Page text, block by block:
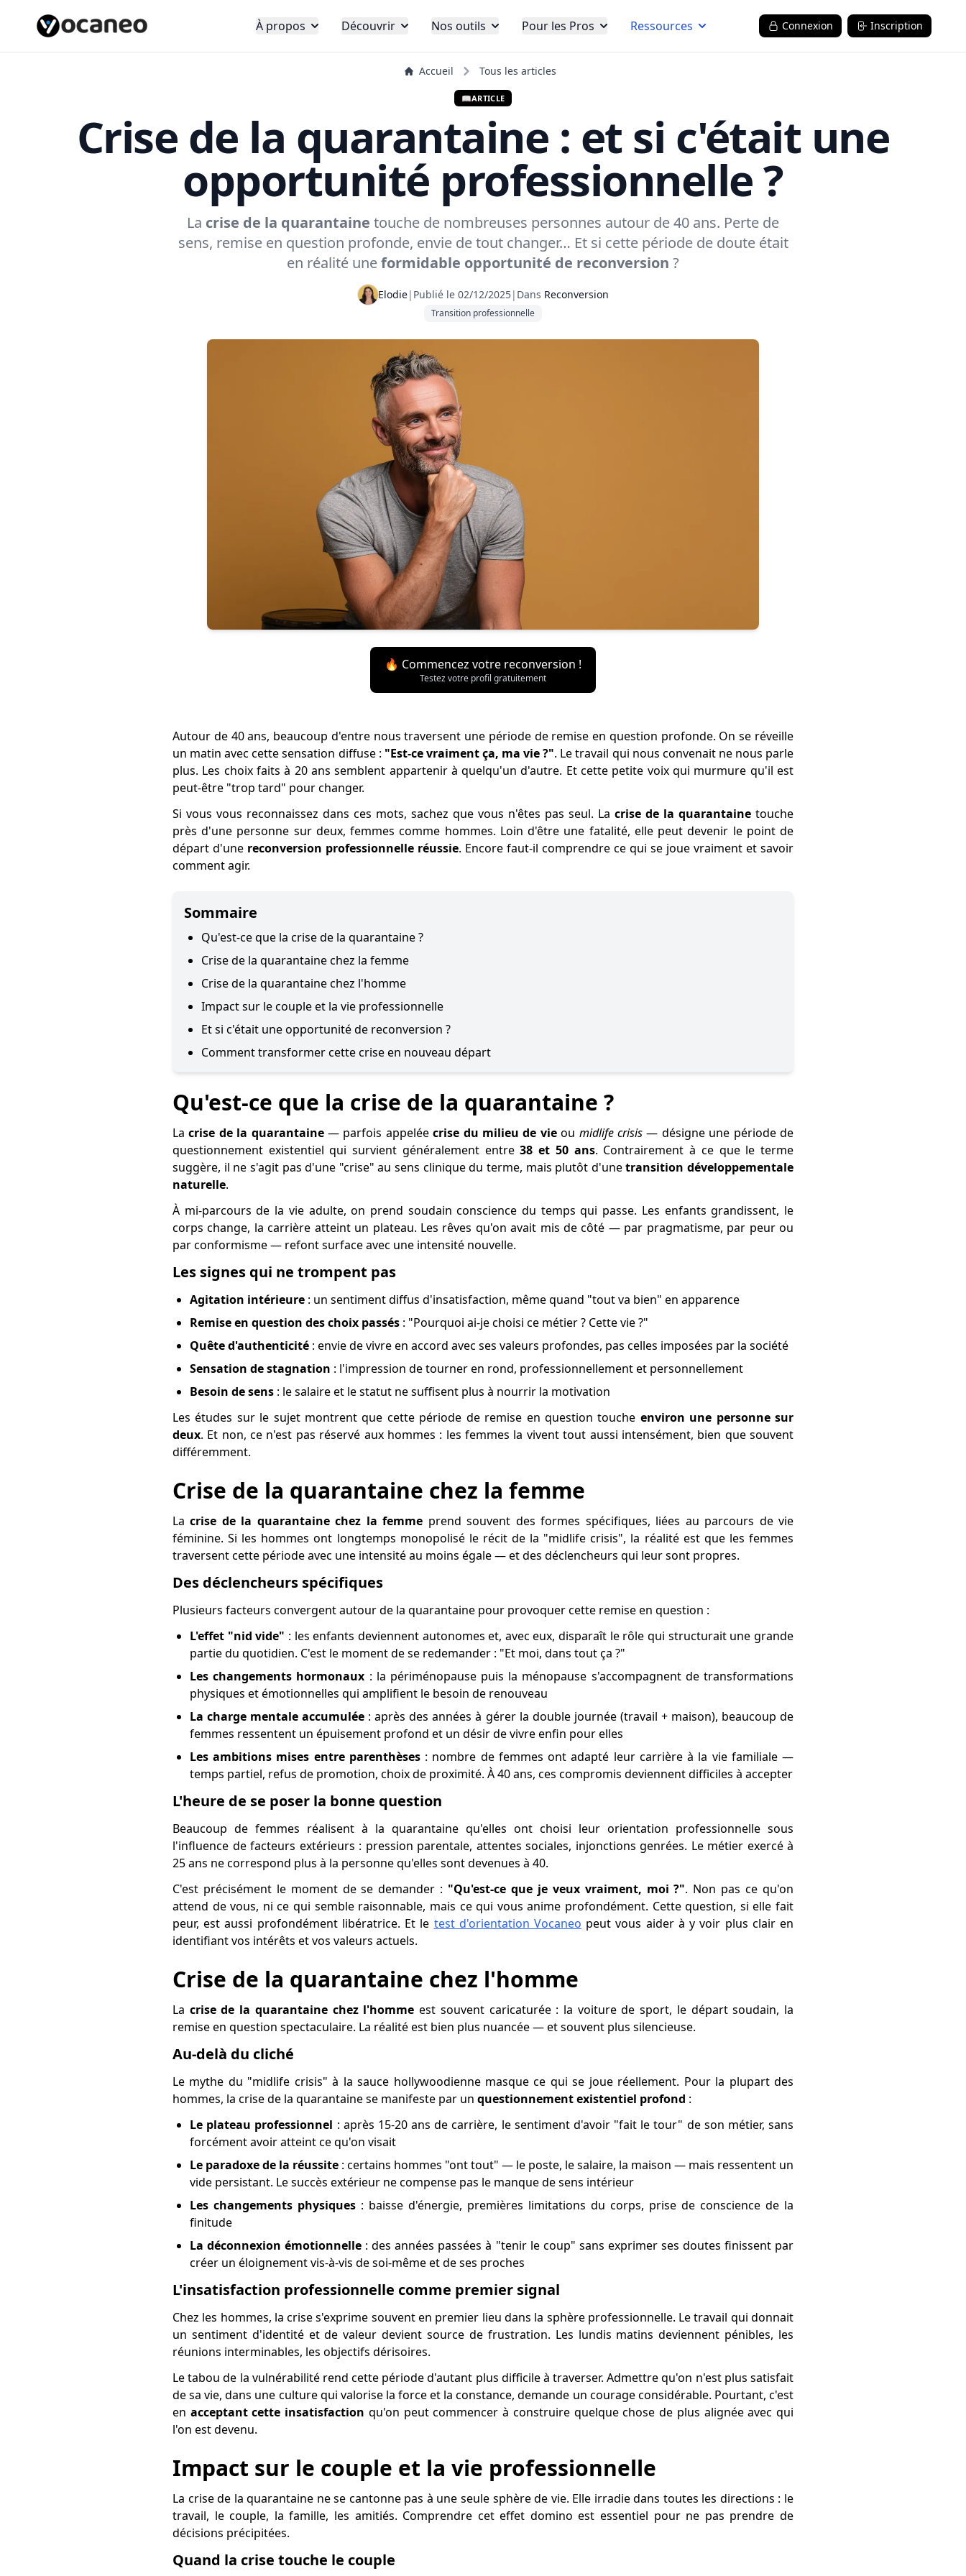
À propos Découvrir Nos outils Pour les Pros Ressources Connexion Inscription
Accueil Tous les articles
📖ARTICLE
Crise de la quarantaine : et si c'était une
opportunité professionnelle ?
La crise de la quarantaine touche de nombreuses personnes autour de 40 ans. Perte de
sens, remise en question profonde, envie de tout changer… Et si cette période de doute était
en réalité uneformidable opportunité de reconversion ?
Elodie| Publié le 02/12/2025| Dans Reconversion
Transition professionnelle
🔥 Commencez votre reconversion !
Testez votre profil gratuitement
Autour de 40 ans, beaucoup d'entre nous traversent une période de remise en question profonde. On se réveille
un matin avec cette sensation diffuse : "Est-ce vraiment ça, ma vie ?". Le travail qui nous convenait ne nous parle
plus. Les choix faits à 20 ans semblent appartenir à quelqu'un d'autre. Et cette petite voix qui murmure qu'il est
peut-être "trop tard" pour changer.
Si vous vous reconnaissez dans ces mots, sachez que vous n'êtes pas seul. La crise de la quarantaine touche
près d'une personne sur deux, femmes comme hommes. Loin d'être une fatalité, elle peut devenir le point de
départ d'une reconversion professionnelle réussie. Encore faut-il comprendre ce qui se joue vraiment et savoir
comment agir.
Sommaire
Qu'est-ce que la crise de la quarantaine ?
Crise de la quarantaine chez la femme
Crise de la quarantaine chez l'homme
Impact sur le couple et la vie professionnelle
Et si c'était une opportunité de reconversion ?
Comment transformer cette crise en nouveau départ
Qu'est-ce que la crise de la quarantaine ?
Lacrise de la quarantaine— parfois appeléecrise du milieu de vieou midlife crisis — désigne une période de
questionnement existentiel qui survient généralement entre38 et 50 ans. Contrairement à ce que le terme
suggère, il ne s'agit pas d'une "crise" au sens clinique du terme, mais plutôt d'unetransition développementale
naturelle.
À mi-parcours de la vie adulte, on prend soudain conscience du temps qui passe. Les enfants grandissent, le
corps change, la carrière atteint un plateau. Les rêves qu'on avait mis de côté — par pragmatisme, par peur ou
par conformisme — refont surface avec une intensité nouvelle.
Les signes qui ne trompent pas
Agitation intérieure : un sentiment diffus d'insatisfaction, même quand "tout va bien" en apparence
Remise en question des choix passés : "Pourquoi ai-je choisi ce métier ? Cette vie ?"
Quête d'authenticité : envie de vivre en accord avec ses valeurs profondes, pas celles imposées par la société
Sensation de stagnation : l'impression de tourner en rond, professionnellement et personnellement
Besoin de sens : le salaire et le statut ne suffisent plus à nourrir la motivation
Les études sur le sujet montrent que cette période de remise en question touche environ une personne sur
deux. Et non, ce n'est pas réservé aux hommes : les femmes la vivent tout aussi intensément, bien que souvent
différemment.
Crise de la quarantaine chez la femme
Lacrise de la quarantaine chez la femme prend souvent des formes spécifiques, liées au parcours de vie
féminine. Si les hommes ont longtemps monopolisé le récit de la "midlife crisis", la réalité est que les femmes
traversent cette période avec une intensité au moins égale — et des déclencheurs qui leur sont propres.
Des déclencheurs spécifiques
Plusieurs facteurs convergent autour de la quarantaine pour provoquer cette remise en question :
L'effet "nid vide" : les enfants deviennent autonomes et, avec eux, disparaît le rôle qui structurait une grande
partie du quotidien. C'est le moment de se redemander : "Et moi, dans tout ça ?"
Les changements hormonaux : la périménopause puis la ménopause s'accompagnent de transformations
physiques et émotionnelles qui amplifient le besoin de renouveau
La charge mentale accumulée : après des années à gérer la double journée (travail + maison), beaucoup de
femmes ressentent un épuisement profond et un désir de vivre enfin pour elles
Les ambitions mises entre parenthèses: nombre de femmes ont adapté leur carrière à la vie familiale —
temps partiel, refus de promotion, choix de proximité. À 40 ans, ces compromis deviennent difficiles à accepter
L'heure de se poser la bonne question
Beaucoup de femmes réalisent à la quarantaine qu'elles ont choisi leur orientation professionnelle sous
l'influence de facteurs extérieurs : pression parentale, attentes sociales, injonctions genrées. Le métier exercé à
25 ans ne correspond plus à la personne qu'elles sont devenues à 40.
C'est précisément le moment de se demander : "Qu'est-ce que je veux vraiment, moi ?". Non pas ce qu'on
attend de vous, ni ce qui semble raisonnable, mais ce qui vous anime profondément. Cette question, si elle fait
peur, est aussi profondément libératrice. Et le test d'orientation Vocaneo peut vous aider à y voir plus clair en
identifiant vos intérêts et vos valeurs actuels.
Crise de la quarantaine chez l'homme
La crise de la quarantaine chez l'homme est souvent caricaturée : la voiture de sport, le départ soudain, la
remise en question spectaculaire. La réalité est bien plus nuancée — et souvent plus silencieuse.
Au-delà du cliché
Le mythe du "midlife crisis" à la sauce hollywoodienne masque ce qui se joue réellement. Pour la plupart des
hommes, la crise de la quarantaine se manifeste par un questionnement existentiel profond :
Le plateau professionnel : après 15-20 ans de carrière, le sentiment d'avoir "fait le tour" de son métier, sans
forcément avoir atteint ce qu'on visait
Le paradoxe de la réussite : certains hommes "ont tout" — le poste, le salaire, la maison — mais ressentent un
vide persistant. Le succès extérieur ne compense pas le manque de sens intérieur
Les changements physiques : baisse d'énergie, premières limitations du corps, prise de conscience de la
finitude
La déconnexion émotionnelle : des années passées à "tenir le coup" sans exprimer ses doutes finissent par
créer un éloignement vis-à-vis de soi-même et de ses proches
L'insatisfaction professionnelle comme premier signal
Chez les hommes, la crise s'exprime souvent en premier lieu dans la sphère professionnelle. Le travail qui donnait
un sentiment d'identité et de valeur devient source de frustration. Les lundis matins deviennent pénibles, les
réunions interminables, les objectifs dérisoires.
Le tabou de la vulnérabilité rend cette période d'autant plus difficile à traverser. Admettre qu'on n'est plus satisfait
de sa vie, dans une culture qui valorise la force et la constance, demande un courage considérable. Pourtant, c'est
en acceptant cette insatisfaction qu'on peut commencer à construire quelque chose de plus alignée avec qui
l'on est devenu.
Impact sur le couple et la vie professionnelle
La crise de la quarantaine ne se cantonne pas à une seule sphère de vie. Elle irradie dans toutes les directions : le
travail, le couple, la famille, les amitiés. Comprendre cet effet domino est essentiel pour ne pas prendre de
décisions précipitées.
Quand la crise touche le couple